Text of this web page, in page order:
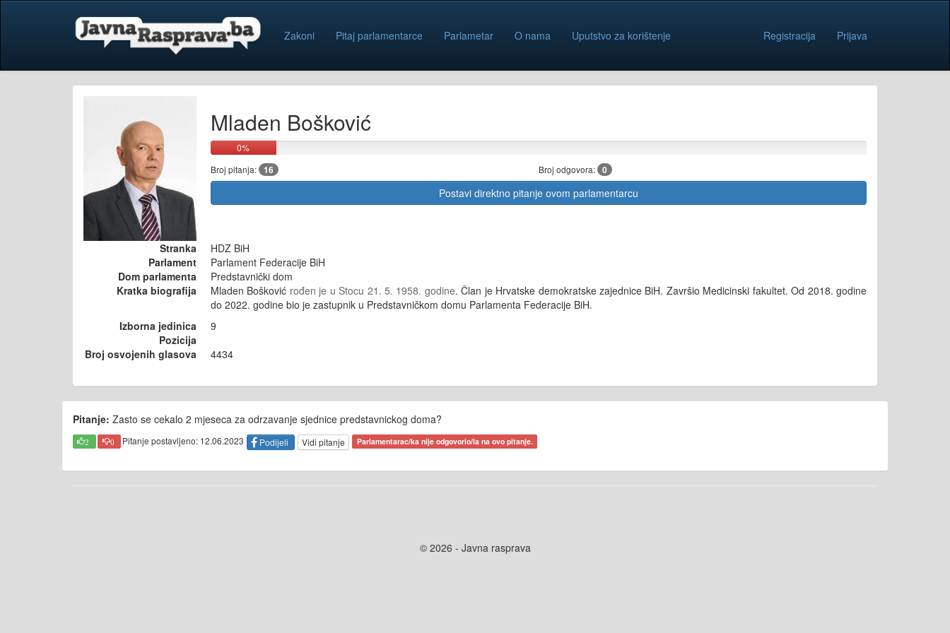
Zakoni Pitaj parlamentarce Parlametar O nama Uputstvo za korištenje Registracija Prijava
Mladen Bošković
0%
Broj pitanja: 16 Broj odgovora: 0
Postavi direktno pitanje ovom parlamentarcu
Stranka
HDZ BiH
Parlament
Parlament Federacije BiH
Dom parlamenta
Predstavnički dom
Kratka biografija
Mladen Bošković rođen je u Stocu 21. 5. 1958. godine. Član je Hrvatske demokratske zajednice BiH. Završio Medicinski fakultet. Od 2018. godine
do 2022. godine bio je zastupnik u Predstavničkom domu Parlamenta Federacije BiH.
Izborna jedinica
9
Pozicija
Broj osvojenih glasova
4434
Pitanje: Zasto se cekalo 2 mjeseca za odrzavanje sjednice predstavnickog doma?
2 0 Pitanje postavljeno: 12.06.2023 Podijeli Vidi pitanje Parlamentarac/ka nije odgovorio/la na ovo pitanje.
© 2026 - Javna rasprava